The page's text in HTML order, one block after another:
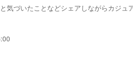
気づいたことなどシェアしながらカジュ